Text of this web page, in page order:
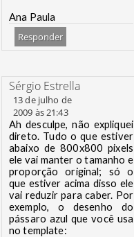
Ana Paula
Responder
Sérgio Estrella
13 de julho de
2009 às 21:43
Ah desculpe, não expliquei
direto. Tudo o que estiver
abaixo de 800x800 pixels
ele vai manter o tamanho e
proporção original; só o
que estiver acima disso ele
vai reduzir para caber. Por
exemplo, o desenho do
pássaro azul que você usa
no template: